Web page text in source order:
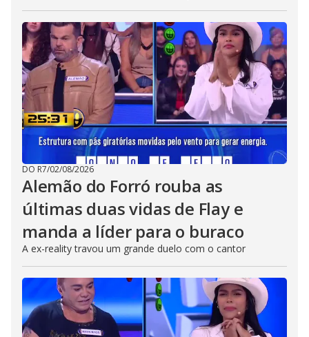
DO R7/02/08/2026
Alemão do Forró rouba as
últimas duas vidas de Flay e
manda a líder para o buraco
A ex-reality travou um grande duelo com o cantor